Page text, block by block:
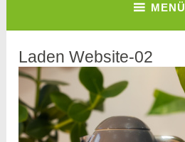
MENÜ
Laden Website-02